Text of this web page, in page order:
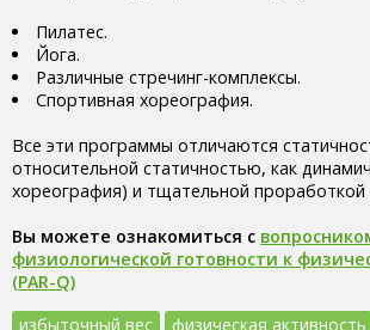
Пилатес.
Йога.
Различные стречинг-комплексы.
Спортивная хореография.
Все эти программы отличаются
относительной статичностью, как
хореография) и тщательной проработкой
Вы можете ознакомиться с
физиологической готовности к
(PAR-Q)
избыточный вес
физическая активность